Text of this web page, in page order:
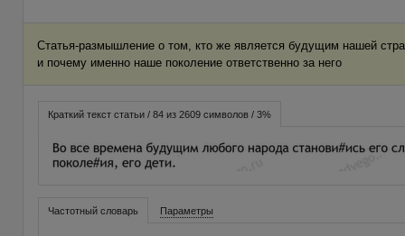
Статья-размышление о том, кто же является будущим нашей
и почему именно наше поколение ответственно за него
Краткий текст статьи / 84 из 2609 символов / 3%
Частотный словарь Параметры